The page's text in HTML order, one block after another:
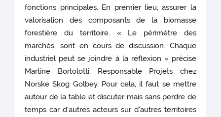
fonctions principales. En premier lieu, assurer la
valorisation des composants de la biomasse
forestière du territoire. « Le périmètre des
marchés, sont en cours de discussion. Chaque
industriel peut se joindre à la réflexion » précise
Martine Bortolotti, Responsable Projets chez
Norske Skog Golbey. Pour cela, il faut se mettre
autour de la table et discuter mais sans perdre de
temps car d'autres acteurs sur d'autres territoires